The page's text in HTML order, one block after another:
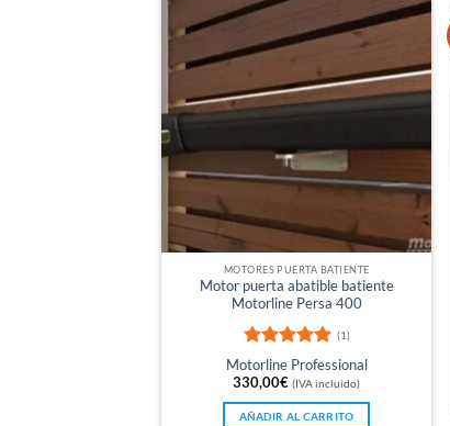
MOTORES PUERTA BATIENTE
Motor puerta abatible batiente
Motorline Persa 400
Valorado
con5de 5
(1)
Motorline Professional
330,00€ (IVA incluido)
AÑADIR AL CARRITO